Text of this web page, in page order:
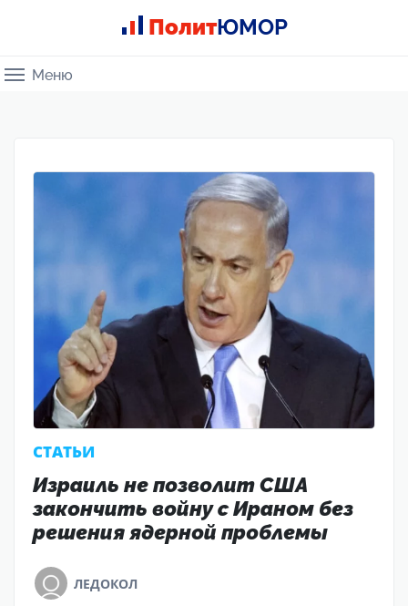
ПолитЮМОР
Меню
CТАТЬИ
Израиль не позволит США
закончить войну с Ираном без
решения ядерной проблемы
ЛЕДОКОЛ